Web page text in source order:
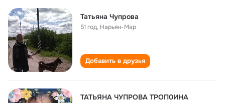
Татьяна Чупрова
51 год, Нарьян-Мар
Добавить в друзья
ТАТЬЯНА ЧУПРОВА ТРОП0ИНА